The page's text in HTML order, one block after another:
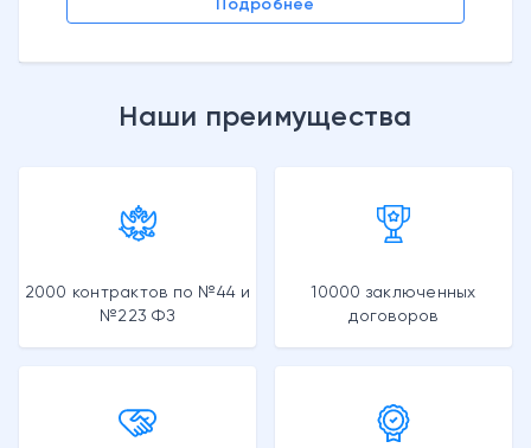
Подробнее
Наши преимущества
2000 контрактов по №44 и
№223 ФЗ
10000 заключенных
договоров